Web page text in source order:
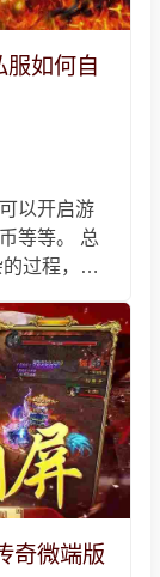
如何自
以开启游
等等。 总
过程，需
是需要注
损失。
奇微端版